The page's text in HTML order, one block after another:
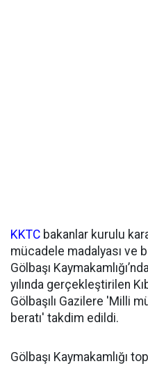
KKTC bakanlar kurulu
mücadele madalyası ve
Gölbaşı
yılında gerçekleştirilen
Gölbaşılı Gazilere 'Milli
beratı' takdim edildi.
Gölbaşı Kaymakamlığı